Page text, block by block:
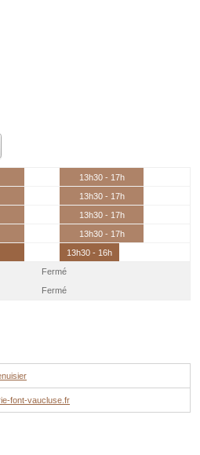
13h30 - 17h
13h30 - 17h
13h30 - 17h
13h30 - 17h
13h30 - 16h
Fermé
Fermé
font-vaucluse.fr